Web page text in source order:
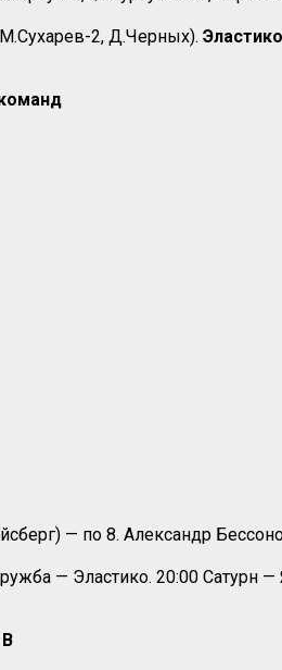
2, Д.Черных).
— по 8. Александр
— Эластико. 20:00 Сатурн —